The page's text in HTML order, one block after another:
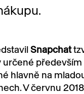
Snapchat
hlavně na
V červnu